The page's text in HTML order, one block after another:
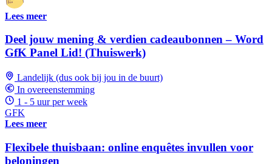
Lees meer
Deel jouw mening & verdien cadeaubonnen – Word
GfK Panel Lid! (Thuiswerk)
Landelijk (dus ook bij jou in de buurt)
In overeenstemming
1 - 5 uur per week
GFK
Lees meer
Flexibele thuisbaan: online enquêtes invullen voor
beloningen